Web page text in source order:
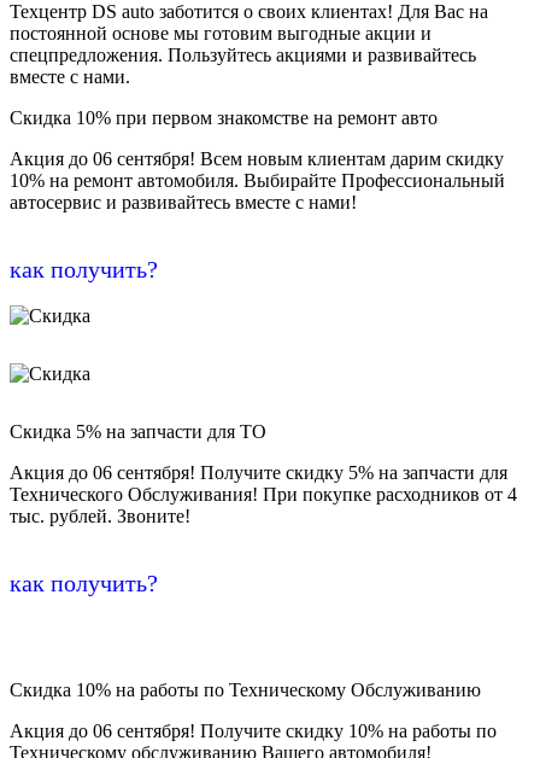
Техцентр DS auto заботится о своих клиентах! Для Вас на
постоянной основе мы готовим выгодные акции и
спецпредложения. Пользуйтесь акциями и развивайтесь
вместе с нами.
Скидка 10% при первом знакомстве на ремонт авто
Акция до 06 сентября! Всем новым клиентам дарим скидку
10% на ремонт автомобиля. Выбирайте Профессиональный
автосервис и развивайтесь вместе с нами!
как получить?
Скидка 5% на запчасти для ТО
Акция до 06 сентября! Получите скидку 5% на запчасти для
Технического Обслуживания! При покупке расходников от 4
тыс. рублей. Звоните!
как получить?
Скидка 10% на работы по Техническому Обслуживанию
Акция до 06 сентября! Получите скидку 10% на работы по
Техническому обслуживанию Вашего автомобиля!